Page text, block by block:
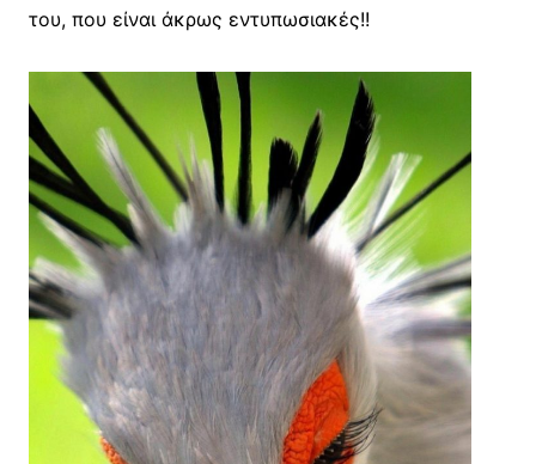
του, που είναι άκρως εντυπωσιακές!!